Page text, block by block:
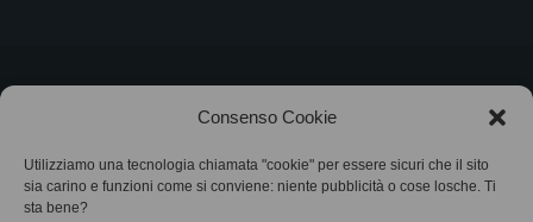
Consenso Cookie
Utilizziamo una tecnologia chiamata "cookie" per essere sicuri che il sito
sia carino e funzioni come si conviene: niente pubblicità o cose losche. Ti
sta bene?
Associazione Bandito • CF 97882400019 •
Privacy Policy•Cookie Policy (UE) • Protocollo
SIAE 7425